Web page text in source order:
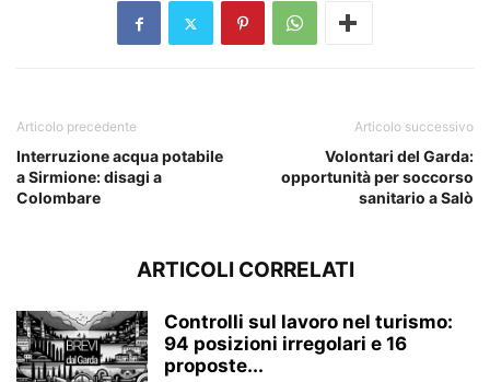
Articolo precedente
Interruzione acqua potabile
a Sirmione: disagi a
Colombare
Articolo successivo
Volontari del Garda:
opportunità per soccorso
sanitario a Salò
ARTICOLI CORRELATI
Controlli sul lavoro nel turismo:
94 posizioni irregolari e 16
proposte...